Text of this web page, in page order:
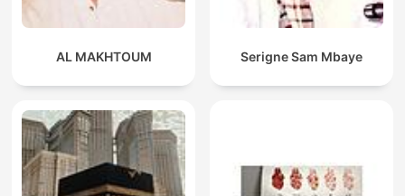
AL MAKHTOUM Serigne Sam Mbaye